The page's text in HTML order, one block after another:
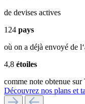
de devises actives
124 pays
où on a déjà envoyé de
4,8 étoiles
comme note obtenue
Découvrez nos plans et